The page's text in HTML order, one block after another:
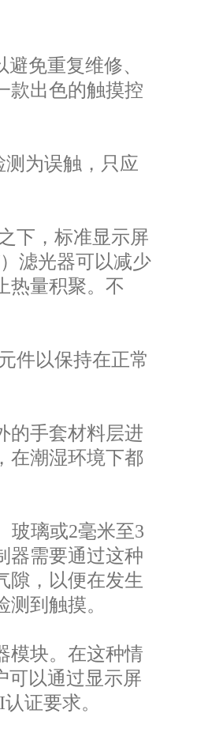
免重复维修、
款出色的触摸控
测为误触，只应
下，标准显示屏
滤光器可以减少
热量积聚。不
件以保持在正常
的手套材料层进
在潮湿环境下都
玻璃或2毫米至3
器需要通过这种
隙，以便在发生
测到触摸。
模块。在这种情
可以通过显示屏
证要求。